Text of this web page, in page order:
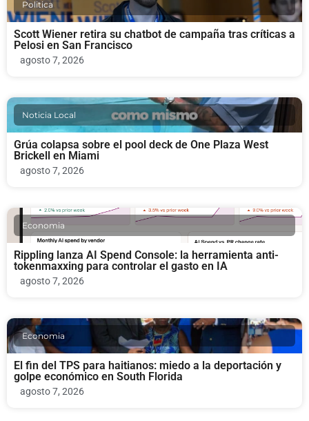
Politica
Scott Wiener retira su chatbot de campaña tras críticas a
Pelosi en San Francisco
agosto 7, 2026
Noticia Local
Grúa colapsa sobre el pool deck de One Plaza West
Brickell en Miami
agosto 7, 2026
Economia
Rippling lanza AI Spend Console: la herramienta anti-
tokenmaxxing para controlar el gasto en IA
agosto 7, 2026
Economia
El fin del TPS para haitianos: miedo a la deportación y
golpe económico en South Florida
agosto 7, 2026